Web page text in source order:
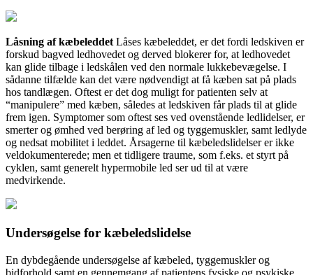
Låsning af kæbeleddetLåses kæbeleddet, er det fordi ledskiven er
forskud bagved ledhovedet og derved blokerer for, at ledhovedet
kan glide tilbage i ledskålen ved den normale lukkebevægelse. I
sådanne tilfælde kan det være nødvendigt at få kæben sat på plads
hos tandlægen. Oftest er det dog muligt for patienten selv at
“manipulere” med kæben, således at ledskiven får plads til at glide
frem igen. Symptomer som oftest ses ved ovenstående ledlidelser, er
smerter og ømhed ved berøring af led og tyggemuskler, samt ledlyde
og nedsat mobilitet i leddet. Årsagerne til kæbeledslidelser er ikke
veldokumenterede; men et tidligere traume, som f.eks. et styrt på
cyklen, samt generelt hypermobile led ser ud til at være
medvirkende.
Undersøgelse for kæbeledslidelse
En dybdegående undersøgelse af kæbeled, tyggemuskler og
bidforhold samt en gennemgang af patientens fysiske og psykiske